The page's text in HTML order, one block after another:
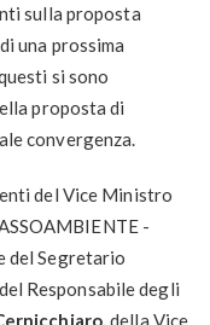
sulla proposta
una prossima
si sono
proposta di
convergenza.
del Vice Ministro
-
del Segretario
Responsabile degli
, della Vice